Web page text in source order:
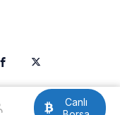
Canlı